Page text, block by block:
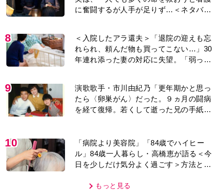
に奮闘するが人手が足りず…＜ネタバレ
8
＜入院したアラ還夫＞「退院の迎えも忘
れられ、頼んだ物も買ってこない…」30
年連れ添った妻の対応に失望。「弱った
9
演歌歌手・市川由紀乃「更年期かと思っ
たら〈卵巣がん〉だった。９ヵ月の闘病
を経て復帰。若くして逝った兄の手紙を
10
「病院より美容院」「84歳でハイヒー
ル」84歳一人暮らし・高橋恵が語る＜今
日を少しだけ気分よく過ごす＞方法と
もっと見る